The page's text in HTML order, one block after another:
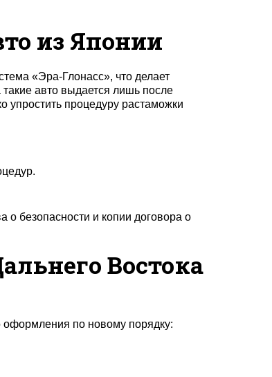
из Японии
«Эра-Глонасс», что делает
авто выдается лишь после
упростить процедуру растаможки
безопасности и копии договора о
Востока
по новому порядку: